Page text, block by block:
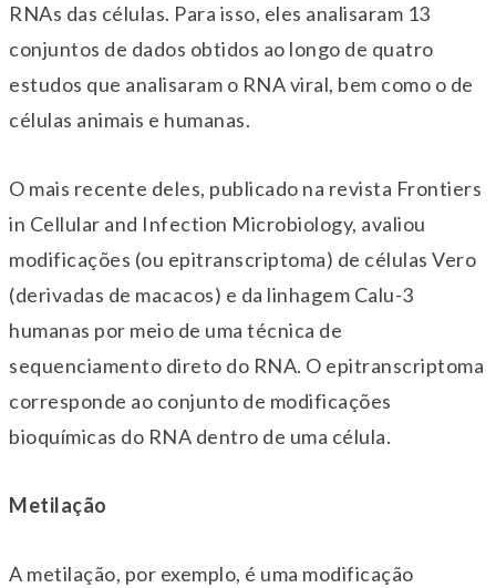
RNAs das células. Para isso, eles analisaram 13
conjuntos de dados obtidos ao longo de quatro
estudos que analisaram o RNA viral, bem como o de
células animais e humanas.
O mais recente deles, publicado na revista Frontiers
in Cellular and Infection Microbiology, avaliou
modificações (ou epitranscriptoma) de células Vero
(derivadas de macacos) e da linhagem Calu-3
humanas por meio de uma técnica de
sequenciamento direto do RNA. O epitranscriptoma
corresponde ao conjunto de modificações
bioquímicas do RNA dentro de uma célula.
Metilação
A metilação, por exemplo, é uma modificação